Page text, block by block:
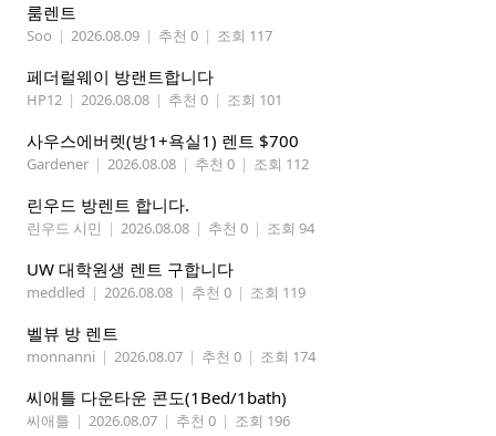
룸렌트
Soo | 2026.08.09 | 추천 0 | 조회 117
페더럴웨이 방랜트합니다
HP12 | 2026.08.08 | 추천 0 | 조회 101
사우스에버렛(방1+욕실1) 렌트 $700
Gardener | 2026.08.08 | 추천 0 | 조회 112
린우드 방렌트 합니다.
린우드 시민 | 2026.08.08 | 추천 0 | 조회 94
UW 대학원생 렌트 구합니다
meddled | 2026.08.08 | 추천 0 | 조회 119
벨뷰 방 렌트
monnanni | 2026.08.07 | 추천 0 | 조회 174
씨애틀 다운타운 콘도(1Bed/1bath)
씨애틀 | 2026.08.07 | 추천 0 | 조회 196